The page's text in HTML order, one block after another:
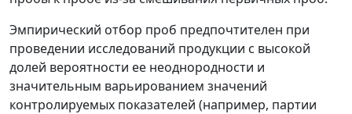
Эмпирический отбор проб предпочтителен при
проведении исследований продукции с высокой
долей вероятности ее неоднородности и
значительным варьированием значений
контролируемых показателей (например, партии